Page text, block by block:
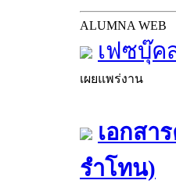
ALUMNA WEB
เฟซบุ๊ค
เผยแพร่งาน
เอกสา
รำโทน)